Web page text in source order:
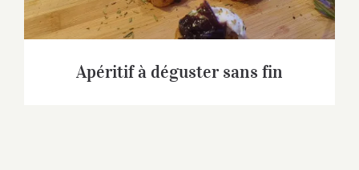
Apéritif à déguster sans fin